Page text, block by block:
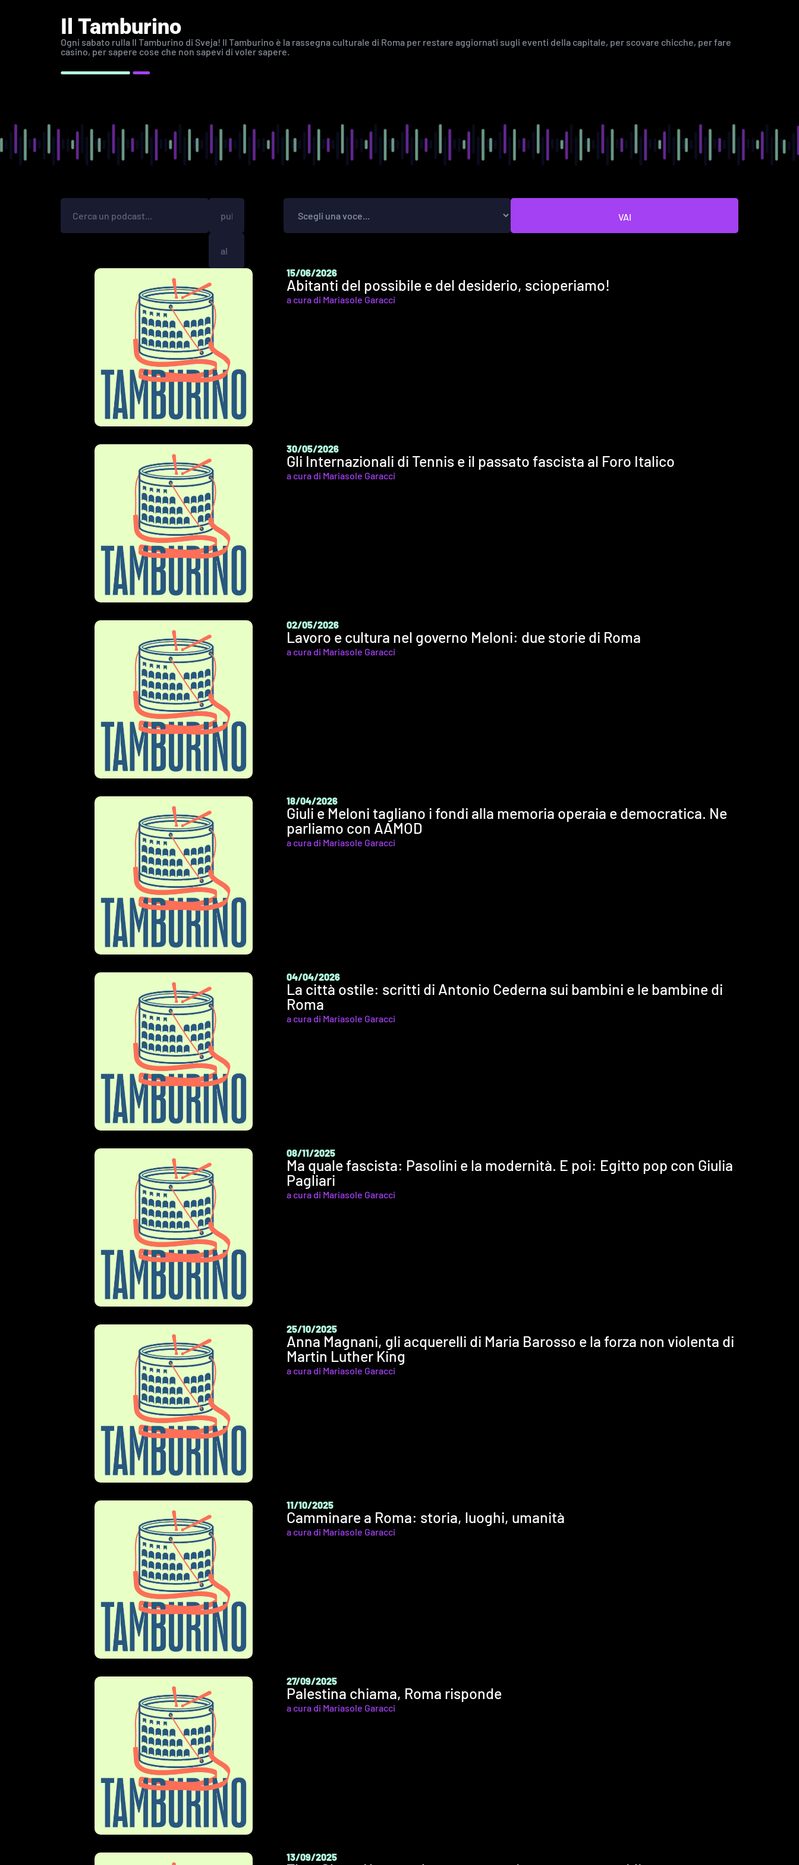
Il Tamburino
Ogni sabato rulla Il Tamburino di Sveja! Il Tamburino è la rassegna culturale di Roma per restare aggiornati sugli eventi della capitale, per scovare chicche, per fare
casino, per sapere cose che non sapevi di voler sapere.
VAI
15/06/2026
Abitanti del possibile e del desiderio, scioperiamo!
a cura di Mariasole Garacci
30/05/2026
Gli Internazionali di Tennis e il passato fascista al Foro Italico
a cura di Mariasole Garacci
02/05/2026
Lavoro e cultura nel governo Meloni: due storie di Roma
a cura di Mariasole Garacci
18/04/2026
Giuli e Meloni tagliano i fondi alla memoria operaia e democratica. Ne
parliamo con AAMOD
a cura di Mariasole Garacci
04/04/2026
La città ostile: scritti di Antonio Cederna sui bambini e le bambine di
Roma
a cura di Mariasole Garacci
08/11/2025
Ma quale fascista: Pasolini e la modernità. E poi: Egitto pop con Giulia
Pagliari
a cura di Mariasole Garacci
25/10/2025
Anna Magnani, gli acquerelli di Maria Barosso e la forza non violenta di
Martin Luther King
a cura di Mariasole Garacci
11/10/2025
Camminare a Roma: storia, luoghi, umanità
a cura di Mariasole Garacci
27/09/2025
Palestina chiama, Roma risponde
a cura di Mariasole Garacci
13/09/2025